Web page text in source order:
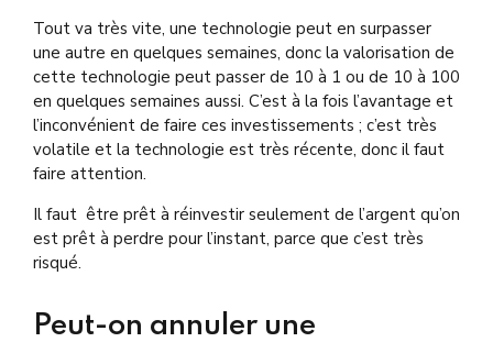
Tout va très vite, une technologie peut en surpasser
une autre en quelques semaines, donc la valorisation de
cette technologie peut passer de 10 à 1 ou de 10 à 100
en quelques semaines aussi. C’est à la fois l’avantage et
l’inconvénient de faire ces investissements ; c’est très
volatile et la technologie est très récente, donc il faut
faire attention.
Il faut être prêt à réinvestir seulement de l’argent qu’on
est prêt à perdre pour l’instant, parce que c’est très
risqué.
Peut-on annuler une